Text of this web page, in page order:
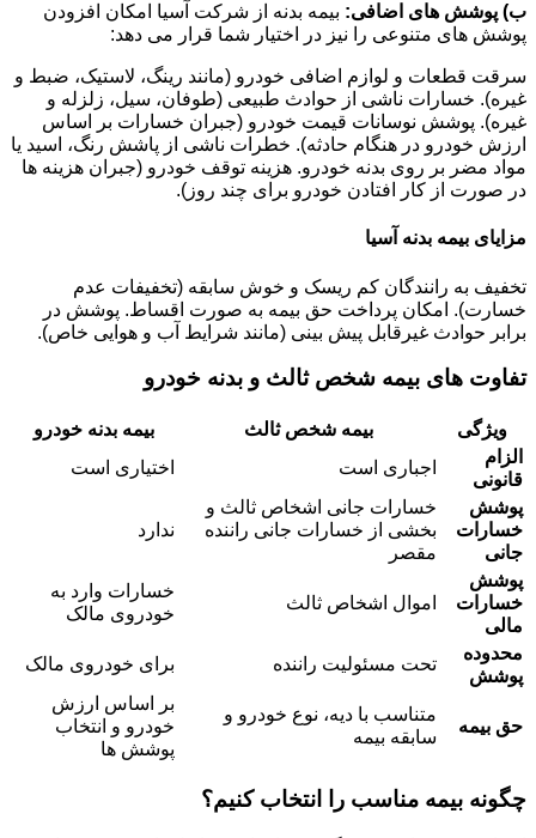
ب) پوشش های اضافی: بیمه بدنه از شرکت آسیا امکان افزودن
پوشش های متنوعی را نیز در اختیار شما قرار می دهد:
سرقت قطعات و لوازم اضافی خودرو (مانند رینگ، لاستیک، ضبط و
غیره). خسارات ناشی از حوادث طبیعی (طوفان، سیل، زلزله و
غیره). پوشش نوسانات قیمت خودرو (جبران خسارات بر اساس
ارزش خودرو در هنگام حادثه). خطرات ناشی از پاشش رنگ، اسید یا
مواد مضر بر روی بدنه خودرو. هزینه توقف خودرو (جبران هزینه ها
در صورت از کار افتادن خودرو برای چند روز).
مزایای بیمه بدنه آسیا
تخفیف به رانندگان کم ریسک و خوش سابقه (تخفیفات عدم
خسارت). امکان پرداخت حق بیمه به صورت اقساط. پوشش در
برابر حوادث غیرقابل پیش بینی (مانند شرایط آب و هوایی خاص).
تفاوت های بیمه شخص ثالث و بدنه خودرو
ویژگی بیمه شخص ثالث
بیمه بدنه خودرو
الزام
قانونی
اجباری است
اختیاری است
پوشش
خسارات
جانی
خسارات جانی اشخاص ثالث و
بخشی از خسارات جانی راننده
مقصر
ندارد
پوشش
خسارات
مالی
اموال اشخاص ثالث
خسارات وارد به
خودروی مالک
محدوده
پوشش
تحت مسئولیت راننده برای خودروی مالک
حق بیمه
متناسب با دیه، نوع خودرو و
سابقه بیمه
بر اساس ارزش
خودرو و انتخاب
پوشش ها
چگونه بیمه مناسب را انتخاب کنیم؟